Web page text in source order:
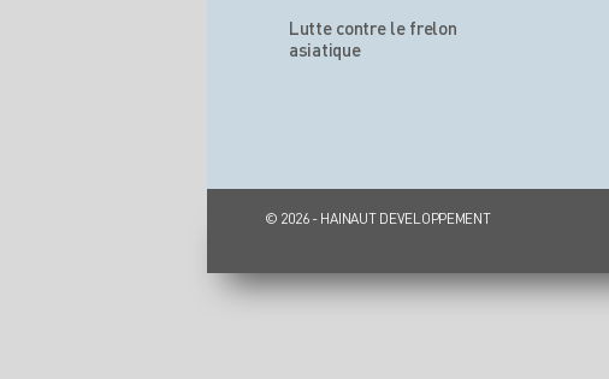
Lutte contre le frelon
asiatique
© 2026 - HAINAUT DEVELOPPEMENT